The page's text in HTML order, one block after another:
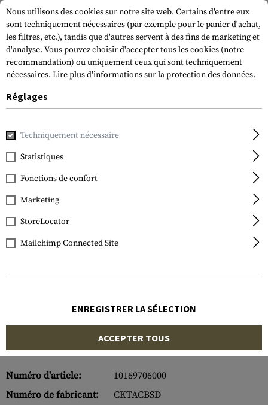
Smith & Wesson
Special Tactical
CKTACBS Serrated
Folder
Numéro d'article:
10169706000
Numéro de fabricant:
CKTACBSD
Nous utilisons des cookies sur notre site web. Certains d'entre eux
sont techniquement nécessaires (par exemple pour le panier d'achat,
les filtres, etc.), tandis que d'autres servent à des fins de marketing et
d'analyse. Vous pouvez choisir d'accepter tous les cookies (notre
recommandation) ou uniquement ceux qui sont techniquement
nécessaires. Lire plus d'informations sur la protection des données.
Réglages
Techniquement nécessaire
Statistiques
Fonctions de confort
Marketing
StoreLocator
Mailchimp Connected Site
ENREGISTRER LA SÉLECTION
ACCEPTER TOUS